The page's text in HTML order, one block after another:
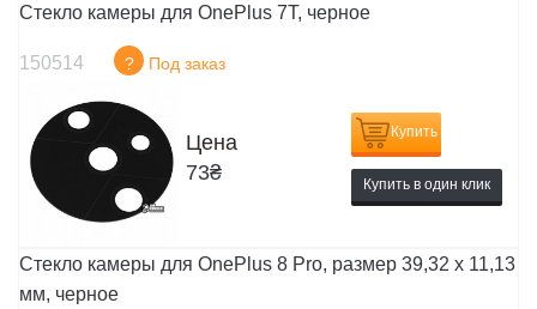
Стекло камеры для OnePlus 7T, черное
150514 ? Под заказ
Цена
73₴
Купить
Купить в один клик
Стекло камеры для OnePlus 8 Pro, размер 39,32 x 11,13
мм, черное